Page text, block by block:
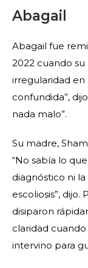
Abagail
Abagail fue
2022 cuando
irregularidad en
confundida”,
nada malo”.
Su madre,
“No sabía lo
diagnóstico ni
escoliosis”,
disiparon
claridad cuando
intervino para